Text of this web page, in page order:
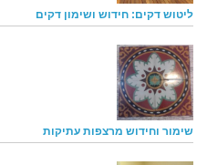
ליטוש דקים: חידוש ושימון דקים
שימור וחידוש מרצפות עתיקות